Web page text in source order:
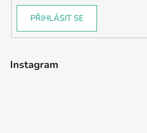
PŘIHLÁSIT SE
Instagram